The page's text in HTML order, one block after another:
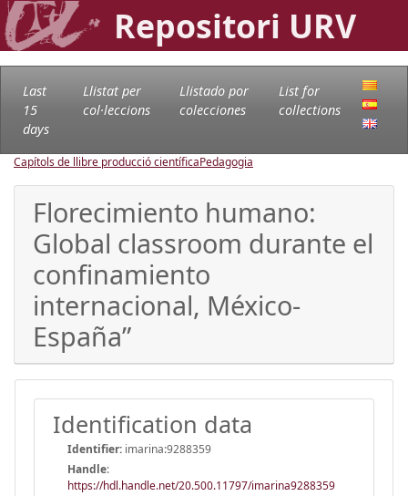
Repositori URV
Last
15
days
Llistat per
col·leccions
Llistado por
colecciones
List for
collections
Capítols de llibre producció científicaPedagogia
Florecimiento humano:
Global classroom durante el
confinamiento
internacional, México-
España”
Identification data
Identifier: imarina:9288359
Handle:
https://hdl.handle.net/20.500.11797/imarina9288359